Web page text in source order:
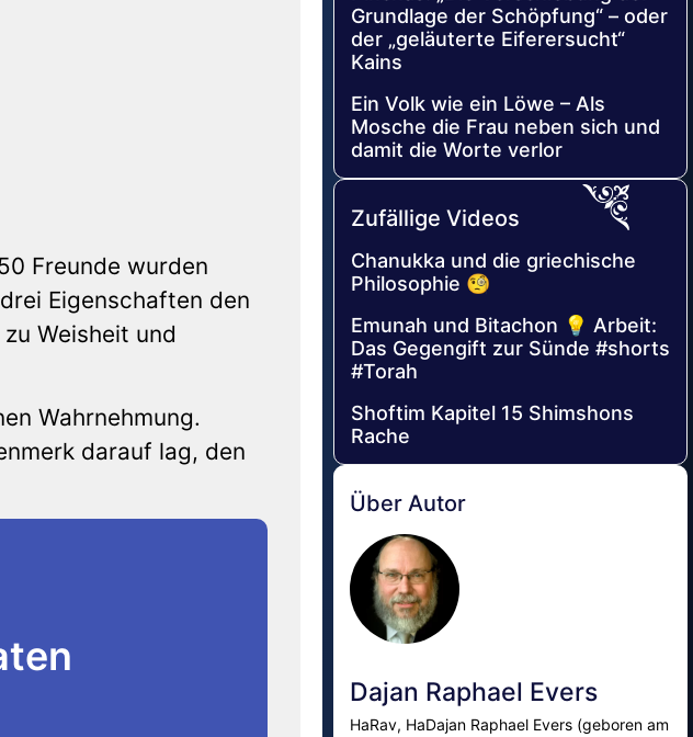
Freunde wurden
Eigenschaften den
Weisheit und
Wahrnehmung.
darauf lag, den
Grundlage der Schöpfung“ – oder
der „geläuterte Eiferersucht“
Kains
Ein Volk wie ein Löwe – Als
Mosche die Frau neben sich und
damit die Worte verlor
Zufällige Videos
Chanukka und die griechische
Philosophie 🧐
Emunah und Bitachon 💡 Arbeit:
Das Gegengift zur Sünde #shorts
#Torah
Shoftim Kapitel 15 Shimshons
Rache
Über Autor
Dajan Raphael Evers
HaRav, HaDajan Raphael Evers (geboren am